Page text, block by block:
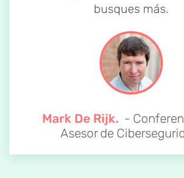
busques más.
Mark De Rijk. -
Asesor de